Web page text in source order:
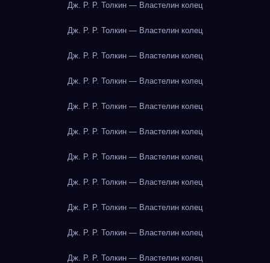
Дж. Р. Р. Толкин — Властелин колец
Дж. Р. Р. Толкин — Властелин колец
Дж. Р. Р. Толкин — Властелин колец
Дж. Р. Р. Толкин — Властелин колец
Дж. Р. Р. Толкин — Властелин колец
Дж. Р. Р. Толкин — Властелин колец
Дж. Р. Р. Толкин — Властелин колец
Дж. Р. Р. Толкин — Властелин колец
Дж. Р. Р. Толкин — Властелин колец
Дж. Р. Р. Толкин — Властелин колец
Дж. Р. Р. Толкин — Властелин колец